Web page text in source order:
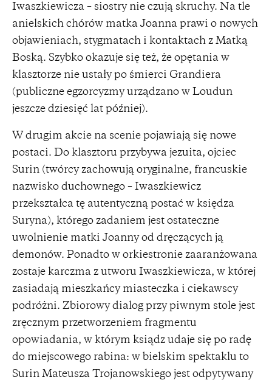
Iwaszkiewicza – siostry nie czują skruchy. Na tle
anielskich chórów matka Joanna prawi o nowych
objawieniach, stygmatach i kontaktach z Matką
Boską. Szybko okazuje się też, że opętania w
klasztorze nie ustały po śmierci Grandiera
(publiczne egzorcyzmy urządzano w Loudun
jeszcze dziesięć lat później).
W drugim akcie na scenie pojawiają się nowe
postaci. Do klasztoru przybywa jezuita, ojciec
Surin (twórcy zachowują oryginalne, francuskie
nazwisko duchownego – Iwaszkiewicz
przekształca tę autentyczną postać w księdza
Suryna), którego zadaniem jest ostateczne
uwolnienie matki Joanny od dręczących ją
demonów. Ponadto w orkiestronie zaaranżowana
zostaje karczma z utworu Iwaszkiewicza, w której
zasiadają mieszkańcy miasteczka i ciekawscy
podróżni. Zbiorowy dialog przy piwnym stole jest
zręcznym przetworzeniem fragmentu
opowiadania, w którym ksiądz udaje się po radę
do miejscowego rabina: w bielskim spektaklu to
Surin Mateusza Trojanowskiego jest odpytywany